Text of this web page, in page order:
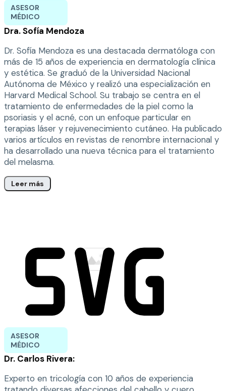
ASESOR
MÉDICO
Dra. Sofía Mendoza
Dr. Sofía Mendoza es una destacada dermatóloga con
más de 15 años de experiencia en dermatología clínica
y estética. Se graduó de la Universidad Nacional
Autónoma de México y realizó una especialización en
Harvard Medical School. Su trabajo se centra en el
tratamiento de enfermedades de la piel como la
psoriasis y el acné, con un enfoque particular en
terapias láser y rejuvenecimiento cutáneo. Ha publicado
varios artículos en revistas de renombre internacional y
ha desarrollado una nueva técnica para el tratamiento
del melasma.
Leer más
ASESOR
MÉDICO
Dr. Carlos Rivera:
Experto en tricología con 10 años de experiencia